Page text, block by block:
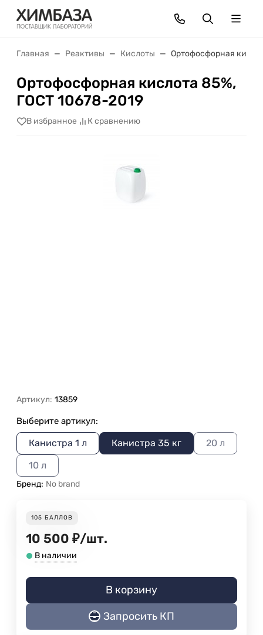
Главная Реактивы Кислоты Ортофосфорная
Ортофосфорная кислота 85%,
ГОСТ 10678-2019
В избранное К сравнению
Артикул: 13859
Выберите артикул:
Канистра 1 л Канистра 35 кг
20 л
10 л
Бренд: No brand
105 БАЛЛОВ
10 500 ₽/шт.
В наличии
В корзину
Запросить КП